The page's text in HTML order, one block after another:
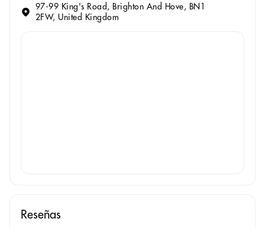
97-99 King's Road, Brighton And Hove, BN1
2FW, United Kingdom
Reseñas